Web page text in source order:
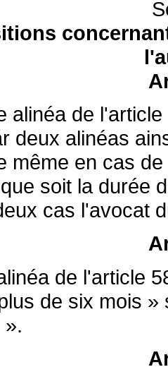
alinéa de
deux alinéas
même en cas
soit la durée
cas l'avocat
de l'article
de six mois
».